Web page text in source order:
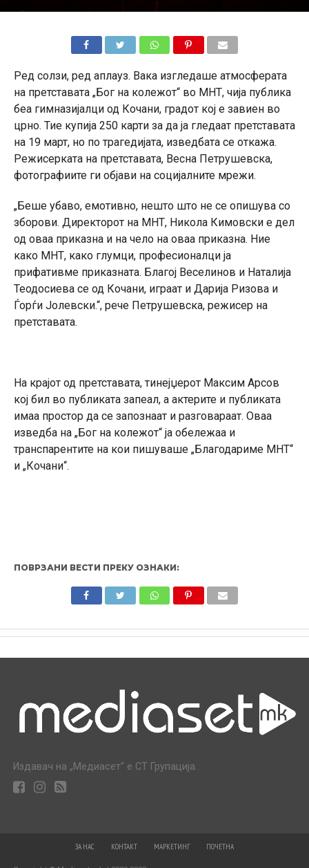
Ред солзи, ред аплауз. Вака изгледаше атмосферата
на претставата „Бог на колежот“ во МНТ, чија публика
беа гимназијалци од Кочани, градот кој е завиен во
црно. Тие купија 250 карти за да ја гледаат претставата
на 19 март, но по трагедијата, изведбата се откажа.
Режисерката на претставата, Весна Петрушевска,
фотографиите ги објави на социјалните мрежи.
„Беше убаво, емотивно, нешто што не се опишува со
зборови. Директорот на МНТ, Никола Кимовски е дел
од оваа приказна и на чело на оваа приказна. Ние
како МНТ, како глумци, професионалци ја
прифативме приказната. Благој Веселинов и Наталија
Теодосиевa се од Кочани, играат и Дарија Ризова и
Ѓорѓи Јолевски.“, рече Петрушевска, режисер на
претставата.
На крајот од претставата, тинејџерот Максим Арсов
кој бил во публиката запеал, а актерите и публиката
имаа простор да се запознаат и разговараат. Оваа
изведба на „Бог на колежот“ ја обележаа и
транспарентите на кои пишуваше „Благодариме МНТ“
и „Кочани“.
ПОВРЗАНИ ВЕСТИ ПРЕКУ ОЗНАКИ:
Издавач на „Медиасет“ е СТ Групација.
ЗА НАС КОНТАКТ МАРКЕТИНГ ПОЧЕТНА